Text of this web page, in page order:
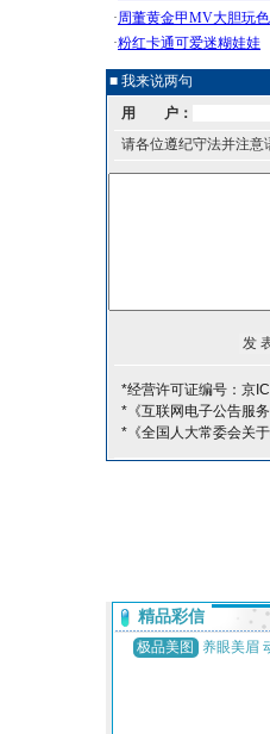
■ 我来说两句
用 户：
请各位遵纪守法并注意
*经营许可证编号：京
*《互联网电子公告服务
*《全国人大常委会关